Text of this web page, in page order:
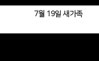
7월 19일 새가족